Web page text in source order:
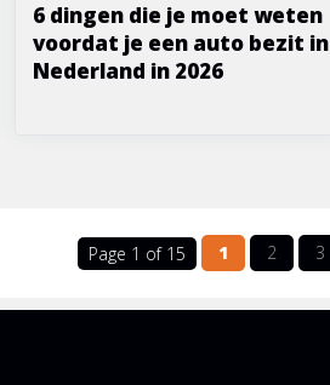
6 dingen die je moet weten
voordat je een auto bezit in
Nederland in 2026
Page 1 of 15 1 2 3